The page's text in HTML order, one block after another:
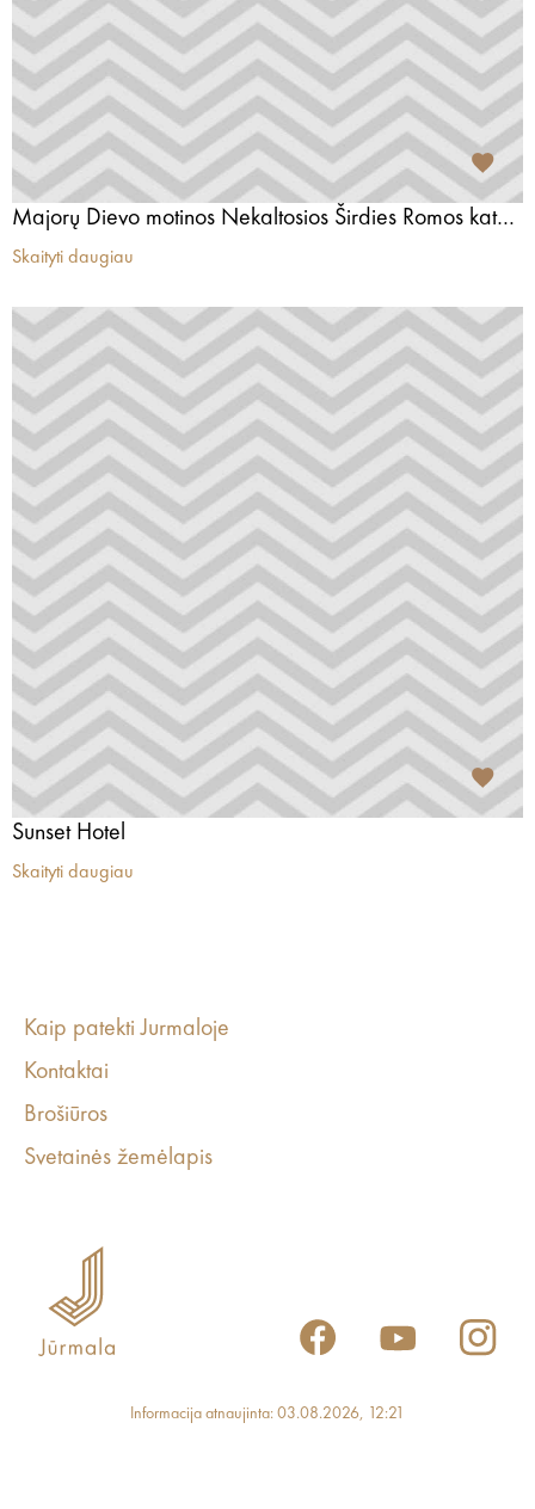
Majorų Dievo motinos Nekaltosios Širdies Romos katalikų bažnyčia
Skaityti daugiau
Sunset Hotel
Skaityti daugiau
Kaip patekti Jurmaloje
Kontaktai
Brošiūros
Svetainės žemėlapis
Informacija atnaujinta: 03.08.2026, 12:21